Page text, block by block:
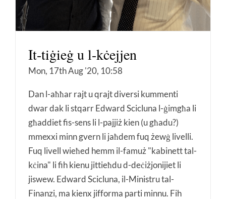
It-tiġieġ u l-kċejjen
Mon, 17th Aug '20, 10:58
Dan l-aħħar rajt u qrajt diversi kummenti
dwar dak li stqarr Edward Scicluna l-ġimgħa li
għaddiet fis-sens li l-pajjiż kien (u għadu?)
mmexxi minn gvern li jaħdem fuq żewġ livelli.
Fuq livell wieħed hemm il-famuż "kabinett tal-
kċina" li fih kienu jittieħdu d-deċiżjonijiet li
jiswew. Edward Scicluna, il-Ministru tal-
Finanzi, ma kienx jifforma parti minnu. Fih